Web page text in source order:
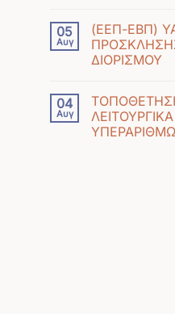
υπάρχουν
σχόλια
στο
ΠΡΟΣΚΛΗΣΗ
(ΜΑΔΡΙΤΗ
2027)
05
Αυγ
(ΕΕΠ-ΕΒΠ)
ΔΙΟΡΙΣΜΟΥ
υπάρχουν
σχόλια
στο
(ΕΕΠ-
04
Αυγ
ΛΕΙΤΟΥΡΓΙΚΑ